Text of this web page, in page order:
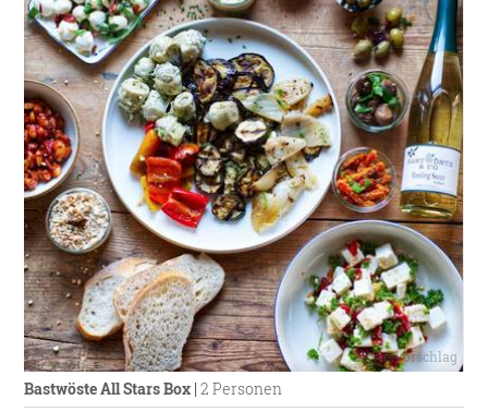
Bastwöste All Stars Box |2 Personen